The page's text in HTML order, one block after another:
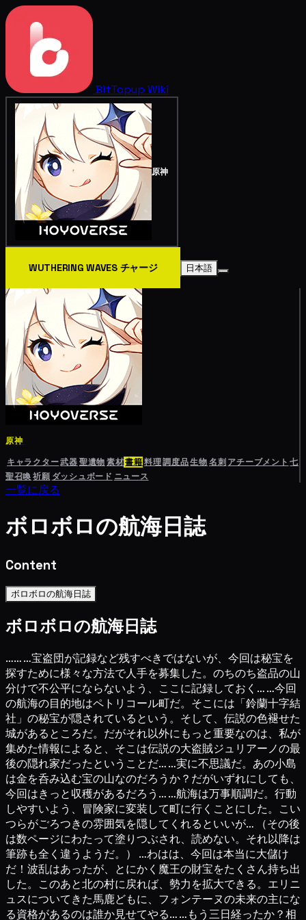
BitTopup Wiki
原神
WUTHERING WAVES チャージ 日本語
原神
キャラクター武器聖遺物素材書籍料理調度品生物名刺 アチーブメント 七
聖召喚祈願 ダッシュボード ニュース
一覧に戻る
ボロボロの航海日誌
Content
ボロボロの航海日誌
ボロボロの航海日誌
…… …宝盗団が記録など残すべきではないが、今回は秘宝を
探すために様々な方法で人手を募集した。のちのち盗品の山
分けで不公平にならないよう、ここに記録しておく… …今回
の航海の目的地はペトリコール町だ。そこには「鈴蘭十字結
社」の秘宝が隠されているという。そして、伝説の色褪せた
城があるところだ。だがそれ以外にもっと重要なのは、私が
集めた情報によると、そこは伝説の大盗賊ジュリアーノの最
後の隠れ家だったということだ… …実に不思議だ。あの小島
は金を呑み込む宝の山なのだろうか？だがいずれにしても、
今回はきっと収穫があるだろう… …航海は万事順調だ。行動
しやすいよう、冒険家に変装して町に行くことにした。こい
つらがごろつきの雰囲気を隠してくれるといいが… （その後
は数ページにわたって塗りつぶされ、読めない。それ以降は
筆跡も全く違うようだ。） …わはは、今回は本当に大儲け
だ！波乱はあったが、とにかく魔王の財宝をたくさん持ち出
した。このあと北の村に戻れば、勢力を拡大できる。エリニ
ュスについてきた馬鹿どもに、フォンテーヌの未来の主にな
る資格があるのは誰か見せてやる… …もう三日経ったか？相